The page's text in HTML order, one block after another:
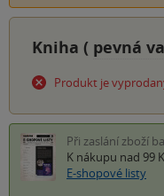
Kniha ( pevná
Produkt je
Při zaslání zboží
K nákupu nad 99
E-shopové listy